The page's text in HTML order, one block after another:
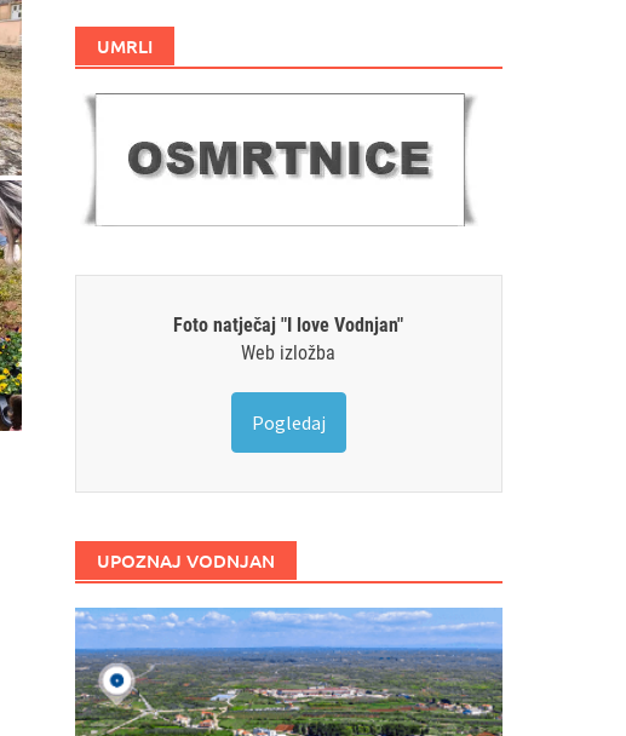
UMRLI
Foto natječaj "I love Vodnjan"
Web izložba
Pogledaj
UPOZNAJ VODNJAN